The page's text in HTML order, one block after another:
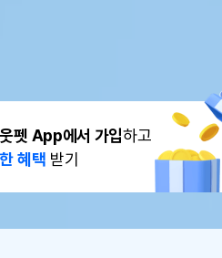
펫 App에서 가입하고
혜택 받기